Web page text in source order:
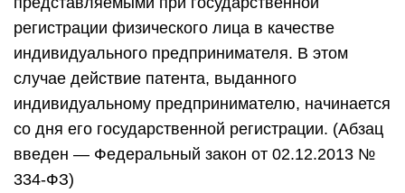
регистрации физического лица в качестве
индивидуального предпринимателя. В этом
случае действие патента, выданного
индивидуальному предпринимателю, начинается
со дня его государственной регистрации. (Абзац
введен — Федеральный закон от 02.12.2013 №
334-ФЗ)